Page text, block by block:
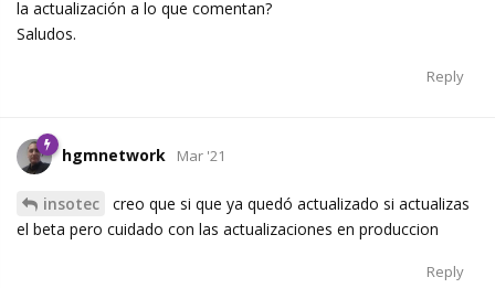
la actualización a lo que comentan?
Saludos.
Reply
hgmnetwork Mar '21
insotec
creo que si que ya quedó actualizado si actualizas
el beta pero cuidado con las actualizaciones en produccion
Reply